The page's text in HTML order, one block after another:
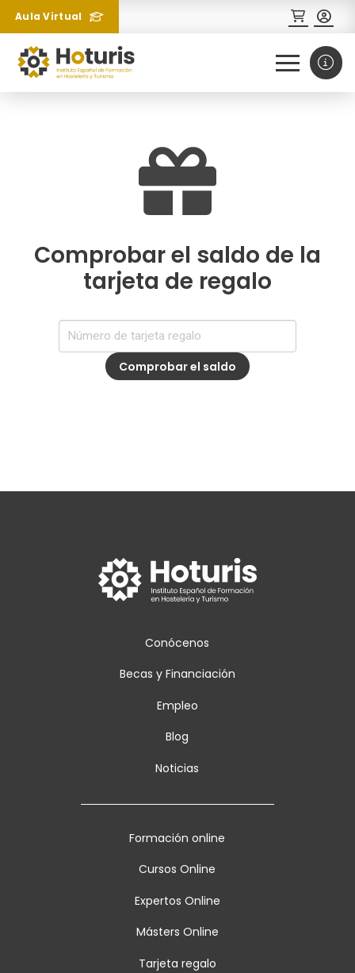
Aula Virtual
Comprobar el saldo de la
tarjeta de regalo
Conócenos
Becas y Financiación
Empleo
Blog
Noticias
Formación online
Cursos Online
Expertos Online
Másters Online
Tarjeta regalo
¿Necesitas más información